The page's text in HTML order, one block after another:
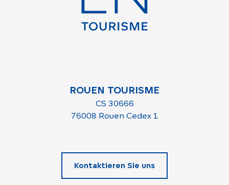
ROUEN TOURISME
CS 30666
76008 Rouen Cedex 1
Kontaktieren Sie uns